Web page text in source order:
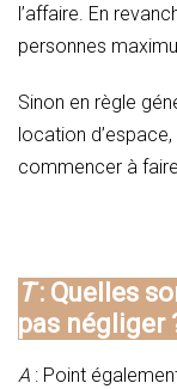
l’affaire. En
personnes
Sinon en règle
location d’espace,
commencer à
T: Quelles
pas négliger
A : Point